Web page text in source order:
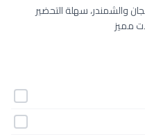
والشمندر، سهلة التحضير
مميز